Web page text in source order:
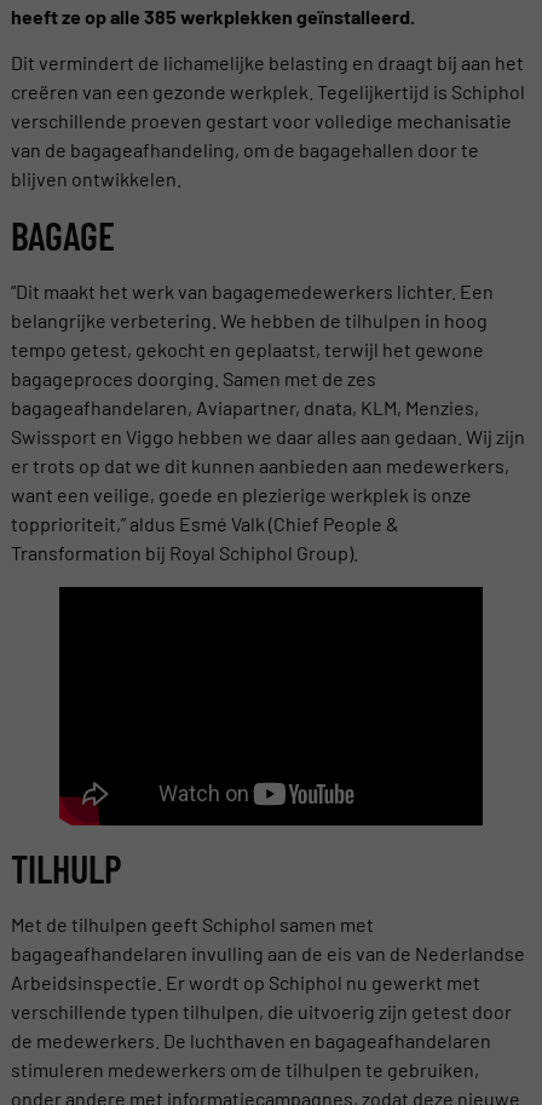
heeft ze op alle 385 werkplekken geïnstalleerd.
Dit vermindert de lichamelijke belasting en draagt bij aan het
creëren van een gezonde werkplek. Tegelijkertijd is Schiphol
verschillende proeven gestart voor volledige mechanisatie
van de bagageafhandeling, om de bagagehallen door te
blijven ontwikkelen.
BAGAGE
“Dit maakt het werk van bagagemedewerkers lichter. Een
belangrijke verbetering. We hebben de tilhulpen in hoog
tempo getest, gekocht en geplaatst, terwijl het gewone
bagageproces doorging. Samen met de zes
bagageafhandelaren, Aviapartner, dnata, KLM, Menzies,
Swissport en Viggo hebben we daar alles aan gedaan. Wij zijn
er trots op dat we dit kunnen aanbieden aan medewerkers,
want een veilige, goede en plezierige werkplek is onze
topprioriteit,” aldus Esmé Valk (Chief People &
Transformation bij Royal Schiphol Group).
TILHULP
Met de tilhulpen geeft Schiphol samen met
bagageafhandelaren invulling aan de eis van de Nederlandse
Arbeidsinspectie. Er wordt op Schiphol nu gewerkt met
verschillende typen tilhulpen, die uitvoerig zijn getest door
de medewerkers. De luchthaven en bagageafhandelaren
stimuleren medewerkers om de tilhulpen te gebruiken,
onder andere met informatiecampagnes, zodat deze nieuwe